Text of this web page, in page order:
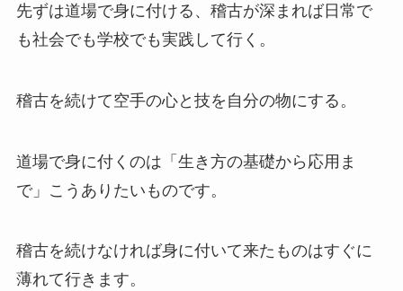
先ずは道場で身に付ける、稽古が深まれば日常で
も社会でも学校でも実践して行く。
稽古を続けて空手の心と技を自分の物にする。
道場で身に付くのは「生き方の基礎から応用ま
で」こうありたいものです。
稽古を続けなければ身に付いて来たものはすぐに
薄れて行きます。